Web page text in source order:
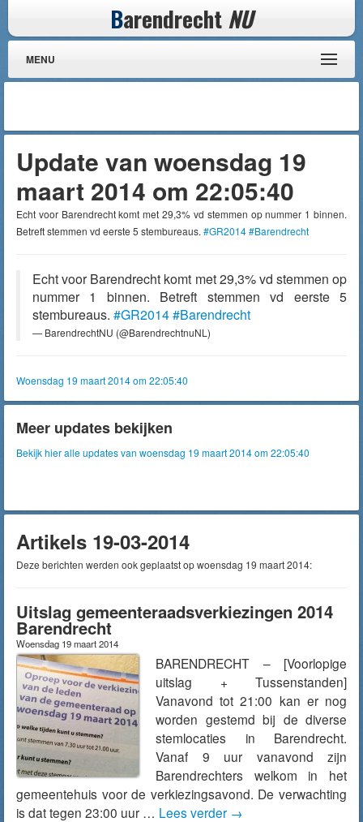
Barendrecht NU
MENU
Update van woensdag 19
maart 2014 om 22:05:40
Echt voor Barendrecht komt met 29,3% vd stemmen op nummer 1 binnen.
Betreft stemmen vd eerste 5 stembureaus. #GR2014#Barendrecht
Echt voor Barendrecht komt met 29,3% vd stemmen op
nummer 1 binnen. Betreft stemmen vd eerste 5
stembureaus. #GR2014#Barendrecht
— BarendrechtNU (@BarendrechtnuNL)
Woensdag 19 maart 2014 om 22:05:40
Meer updates bekijken
Bekijk hier alle updates van woensdag 19 maart 2014 om 22:05:40
Artikels 19-03-2014
Deze berichten werden ook geplaatst op woensdag 19 maart 2014:
Uitslag gemeenteraadsverkiezingen 2014
Barendrecht
Woensdag 19 maart 2014
BARENDRECHT – [Voorlopige
uitslag + Tussenstanden]
Vanavond tot 21:00 kan er nog
worden gestemd bij de diverse
stemlocaties in Barendrecht.
Vanaf 9 uur vanavond zijn
Barendrechters welkom in het
gemeentehuis voor de verkiezingsavond. De verwachting
is dat tegen 23:00 uur … Lees verder →